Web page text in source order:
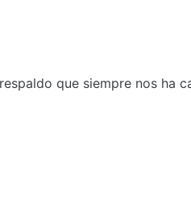
que siempre nos ha